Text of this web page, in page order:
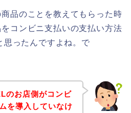
品のことを教えてもらった時
コンビニ支払いの支払い方法
思ったんですよね。で
のお店側がコンビ
を導入していなけ